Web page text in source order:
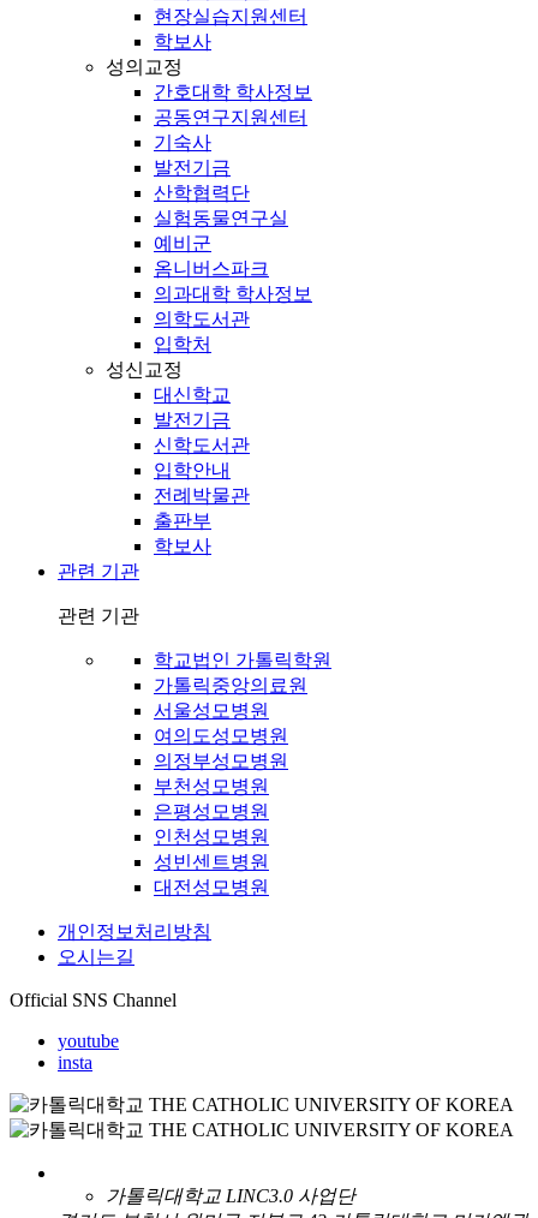
현장실습지원센터
학보사
성의교정
간호대학 학사정보
공동연구지원센터
기숙사
발전기금
산학협력단
실험동물연구실
예비군
옴니버스파크
의과대학 학사정보
의학도서관
입학처
성신교정
대신학교
발전기금
신학도서관
입학안내
전례박물관
출판부
학보사
관련 기관
관련 기관
학교법인 가톨릭학원
가톨릭중앙의료원
서울성모병원
여의도성모병원
의정부성모병원
부천성모병원
은평성모병원
인천성모병원
성빈센트병원
대전성모병원
개인정보처리방침
오시는길
Official SNS Channel
youtube
insta
가톨릭대학교 LINC3.0 사업단